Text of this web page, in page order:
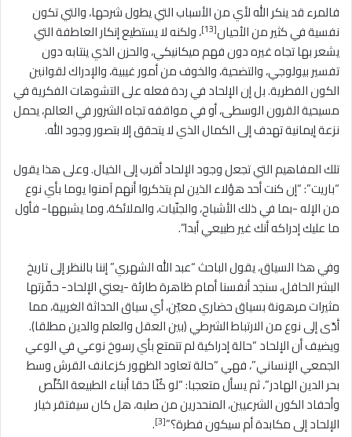
فالمرء قد ينكر الله لأي من الأسباب التي يطول شرحها، والتي تكون
نفسية في كثير من الأحيان[13]
، ولكنه لا يستطيع إنكار العاطفة التي
يشعر بها تجاه غيره دون فهم ميكانيكي، والحزن الذي ينتابه دون
تفسير بيولوجي، والتضحية، والخوف من أمور غيبية، والإدراك لقوانين
الكون الفطرية. بل إن الإلحاد في ردة فعله على التشوهات الفكرية في
مسيحية القرون الوسطى، أو في مواقفه تجاه الشرور في العالم، يحمل
نزعة إيمانية تهدف إلى الكمال الذي لا يتحقق إلا بتصور وجود الله.
تلك المفاهيم التي تجعل وجود الإلحاد أقرب إلى الخيال. وعلى هذا يقول
“باريت”: “إن كنت أحد هؤلاء الذين لم يتذكروا أنهم آمنوا يوما بأي نوع
من الإله -بما في ذلك الأشباح، والجنّيات، والملائكة، وما يشبهها- فأول
ما عليك إدراكه أنك غير طبيعي أبدا”.
وفي هذا السياق، يقول الباحث “عبد الله الشهري” إننا بالنظر إلى تاريخ
البشر الحافل، سنجد أنفسنا أمام ظاهرة طارئة -يعني الإلحاد- حفّزتها
مثيرات مرهونة بسياق حضاري معيّن، أي سياق الحداثة الغربية، مما
أدّى إلى نوع من الارتباط الشرطي (بين العقل والعلم والدين مطلقا).
ويضيف أن الإلحاد “حالة إدراكية لم تتمتع بأي رسوخ نوعي في الوعي
الجمعي الإنساني”، فهي “حالة تعاود الظهور كزعانف القرش وسط
بحر الدين الهادر”، ثم يسأل متعجبا: “لو كُنّا حقا أبناء الطبيعة الخُلَّص
وأحفاد الكون الشرعيين، المنحدرين من صلبه، هل كان سيفتقر خيار
الإلحاد إلى مكابدة أم سيكون فطرة؟”[3]
.